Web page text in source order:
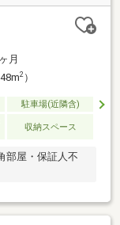
月
2）
駐車場(近隣含)
収納スペース
部屋・保証人不